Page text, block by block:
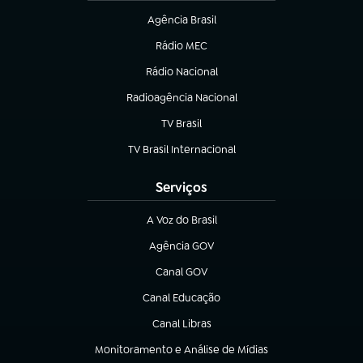
Agência Brasil
(abre em nova aba)
Rádio MEC
(abre em nova aba)
Rádio Nacional
Radioagência Nacional
(abre em nova aba)
TV Brasil
(abre em nova aba)
TV Brasil Internacional
(abre em nova aba)
Serviços
A Voz do Brasil
(abre em nova aba)
Agência GOV
(abre em nova aba)
Canal GOV
(abre em nova aba)
Canal Educação
(abre em nova aba)
Canal Libras
(abre em nova aba)
Monitoramento e Análise de Mídias
(abre em nova aba)